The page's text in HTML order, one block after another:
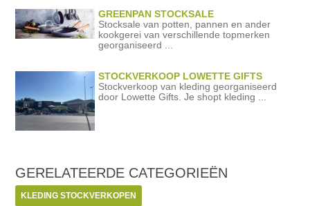
GREENPAN STOCKSALE
Stocksale van potten, pannen en ander
kookgerei van verschillende topmerken
georganiseerd ...
STOCKVERKOOP LOWETTE GIFTS
Stockverkoop van kleding georganiseerd
door Lowette Gifts. Je shopt kleding ...
GERELATEERDE CATEGORIEËN
KLEDING STOCKVERKOPEN